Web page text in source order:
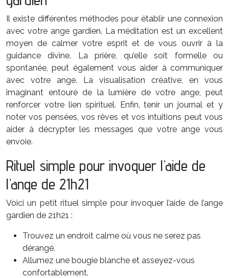
Il existe différentes méthodes pour établir une connexion
avec votre ange gardien. La méditation est un excellent
moyen de calmer votre esprit et de vous ouvrir à la
guidance divine. La prière, qu’elle soit formelle ou
spontanée, peut également vous aider à communiquer
avec votre ange. La visualisation créative, en vous
imaginant entouré de la lumière de votre ange, peut
renforcer votre lien spirituel. Enfin, tenir un journal et y
noter vos pensées, vos rêves et vos intuitions peut vous
aider à décrypter les messages que votre ange vous
envoie.
Rituel simple pour invoquer l’aide de
l’ange de 21h21
Voici un petit rituel simple pour invoquer l’aide de l’ange
gardien de 21h21 :
Trouvez un endroit calme où vous ne serez pas
dérangé.
Allumez une bougie blanche et asseyez-vous
confortablement.